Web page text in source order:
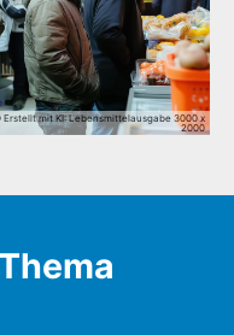
Erstellt mit KI: Lebensmittelausgabe 3000 x
2000